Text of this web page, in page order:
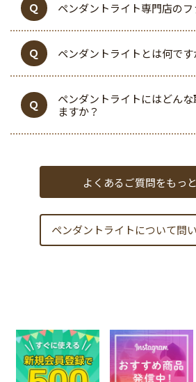
ペンダントライト専門店のフ
ペンダントライトとは何です
ペンダントライトにはどん
ますか？
よくあるご質問をもっ
ペンダントライトについて問